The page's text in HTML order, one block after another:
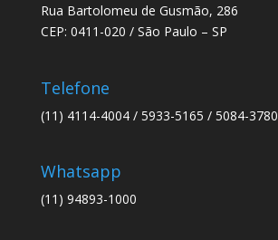
Rua Bartolomeu de Gusmão, 286
CEP: 0411-020 / São Paulo – SP
Telefone
(11) 4114-4004 / 5933-5165 / 5084-3780
Whatsapp
(11) 94893-1000